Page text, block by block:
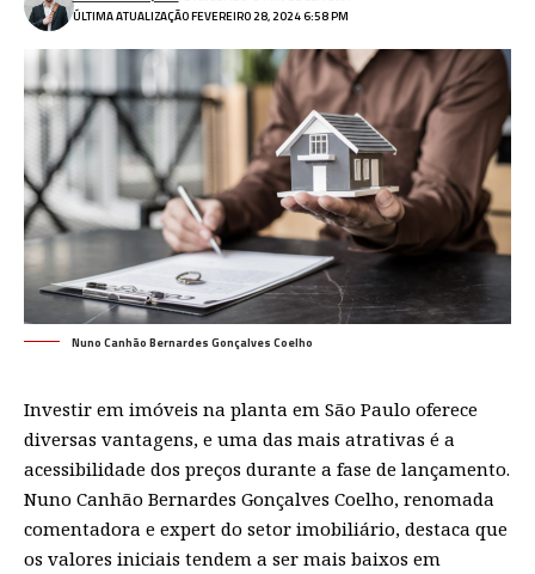
ÚLTIMA ATUALIZAÇÃO FEVEREIRO 28, 2024 6:58 PM
Nuno Canhão Bernardes Gonçalves Coelho
Investir em imóveis na planta em São Paulo oferece
diversas vantagens, e uma das mais atrativas é a
acessibilidade dos preços durante a fase de lançamento.
Nuno Canhão Bernardes Gonçalves Coelho, renomada
comentadora e expert do setor imobiliário, destaca que
os valores iniciais tendem a ser mais baixos em